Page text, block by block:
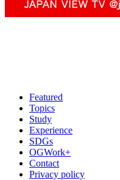
Featured
Topics
Study
Experience
SDGs
OGWork+
Contact
Privacy policy